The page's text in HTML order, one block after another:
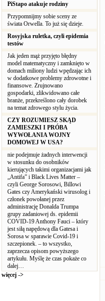
PiStapo atakuje rodziny
Przypomnijmy sobie sceny ze
świata Orwella. To już się dzieje.
Rosyjska ruletka, czyli epidemia
testów
Jak jeden mąż przyjęto błędny
model matematyczny i zamknięto w
domach miliony ludzi wpędzając ich
w dodatkowe problemy zdrowotne i
finansowe. Zrujnowano
gospodarki, zlikwidowano całe
branże, przekreślono cały dorobek
na temat zdrowego stylu życia.
CZY ROZUMIESZ SKĄD
ZAMIESZKI I PRÓBA
WYWOŁANIA WOJNY
DOMOWEJ W USA?
nie podejmuje żadnych interwencji
w stosunku do osobników
kierujących takimi organizacjami jak
„Antifa” i Black Lives Matter –
czyli George Sorosowi, Billowi
Gates czy Amerykański wirusolog i
członek powołanej przez
administrację Donalda Trumpa
grupy zadaniowej ds. epidemii
COVID-19 Anthony Fauci – który
jest siłą napędową dla Gatesa i
Sorosa w sparawie Covid-19 i
szczepionek. – to wszystko,
zaprzecza opisom powyższego
artykułu. Myślę że czas pokaże co
dalej…
więcej ->